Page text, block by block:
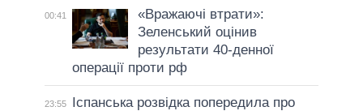
00:41
«Вражаючі втрати»:
Зеленський оцінив
результати 40-денної
операції проти рф
23:55
Іспанська розвідка попередила про